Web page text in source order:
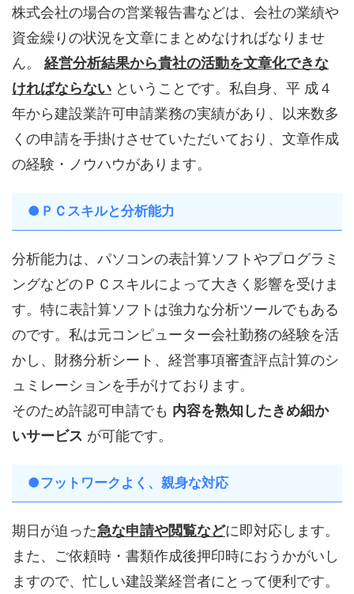
株式会社の場合の営業報告書などは、会社の業績や
資金繰りの状況を文章にまとめなければなりませ
ん。 経営分析結果から貴社の活動を文章化できな
ければならない ということです。私自身、平 成４
年から建設業許可申請業務の実績があり、以来数多
くの申請を手掛けさせていただいており、文章作成
の経験・ノウハウがあります。
●ＰＣスキルと分析能力
分析能力は、パソコンの表計算ソフトやプログラミ
ングなどのＰＣスキルによって大きく影響を受けま
す。特に表計算ソフトは強力な分析ツールでもある
のです。私は元コンピューター会社勤務の経験を活
かし、財務分析シート、経営事項審査評点計算のシ
ュミレーションを手がけております。
そのため許認可申請でも 内容を熟知したきめ細か
いサービス が可能です。
●フットワークよく、親身な対応
期日が迫った急な申請や閲覧などに即対応します。
また、ご依頼時・書類作成後押印時におうかがいし
ますので、忙しい建設業経営者にとって便利です。